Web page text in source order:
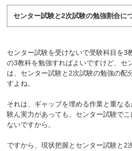
センター試験と2次試験の勉強割合に
センター試験を受けないで受験科目を3
の3教科を勉強すればよいですけど、セ
は、センター試験と2次試験の勉強の配
すよね。
それは、ギャップを埋める作業と重な
験ん実力があっても、センター試験で
ないですから。
ですから、現状把握とセンター試験と2